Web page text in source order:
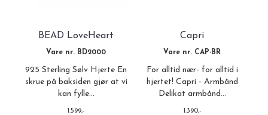
BEAD LoveHeart
Vare nr. BD2000
925 Sterling Sølv Hjerte En
skrue på baksiden gjør at vi
kan fylle...
1.599,-
Capri
Vare nr. CAP-BR
For alltid nær- for alltid i
hjertet! Capri - Armbånd
Delikat armbånd...
1.390,-